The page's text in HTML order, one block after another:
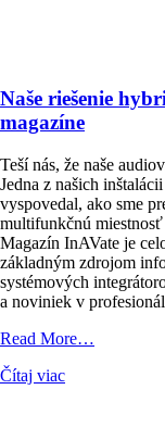
Naše riešenie
magazíne
Teší nás, že naše
Jedna z našich
vyspovedal, ako sme
multifunkčnú
Magazín InAVate je
základným zdrojom
systémových
a noviniek v
Read More…
Čítaj viac